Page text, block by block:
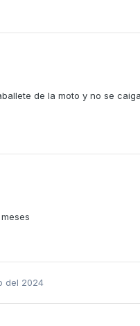
de la moto y no se
del 2024